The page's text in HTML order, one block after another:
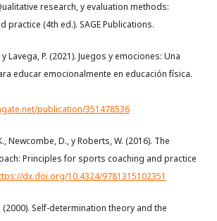
research, y evaluation methods:
practice (4th ed.). SAGE Publications.
Lavega, P. (2021). Juegos y emociones: Una
educar emocionalmente en educación física.
publication/351478536
Newcombe, D., y Roberts, W. (2016). The
Principles for sports coaching and practice
dx.doi.org/10.4324/9781315102351
(2000). Self-determination theory and the